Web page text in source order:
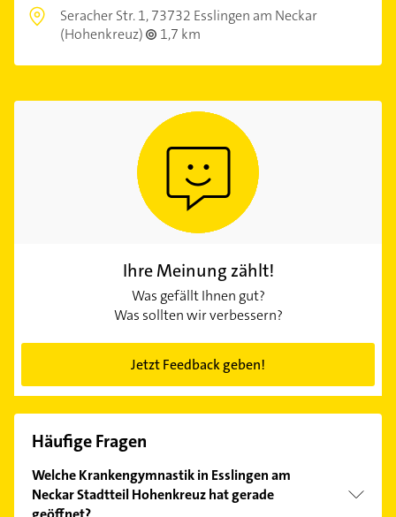
Seracher Str. 1,73732 Esslingen am Neckar
(Hohenkreuz)
1,7 km
Ihre Meinung zählt!
Was gefällt Ihnen gut?
Was sollten wir verbessern?
Jetzt Feedback geben!
Häufige Fragen
Welche Krankengymnastik in Esslingen am
Neckar Stadtteil Hohenkreuz hat gerade